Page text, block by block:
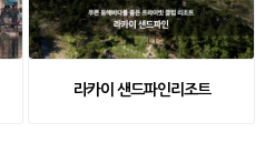
라카이 샌드파인리조트